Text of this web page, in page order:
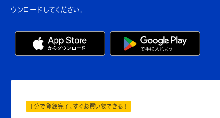
ウンロードしてください。
1分で登録完了、すぐお買い物できる！